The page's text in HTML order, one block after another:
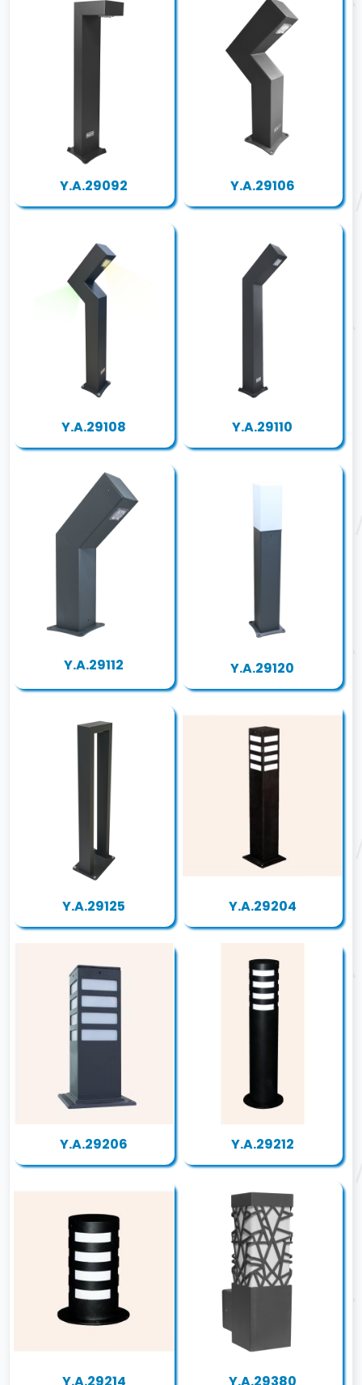
Y.A.29092 Y.A.29106
Y.A.29108 Y.A.29110
Y.A.29112 Y.A.29120
Y.A.29125 Y.A.29204
Y.A.29206 Y.A.29212